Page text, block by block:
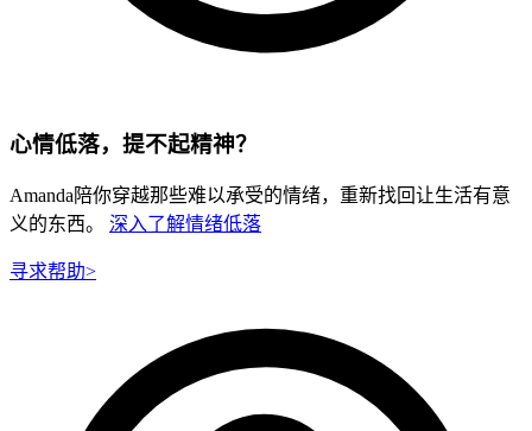
心情低落，提不起精神？
Amanda陪你穿越那些难以承受的情绪，重新找回让生活有意
义的东西。
深入了解情绪低落
寻求帮助>